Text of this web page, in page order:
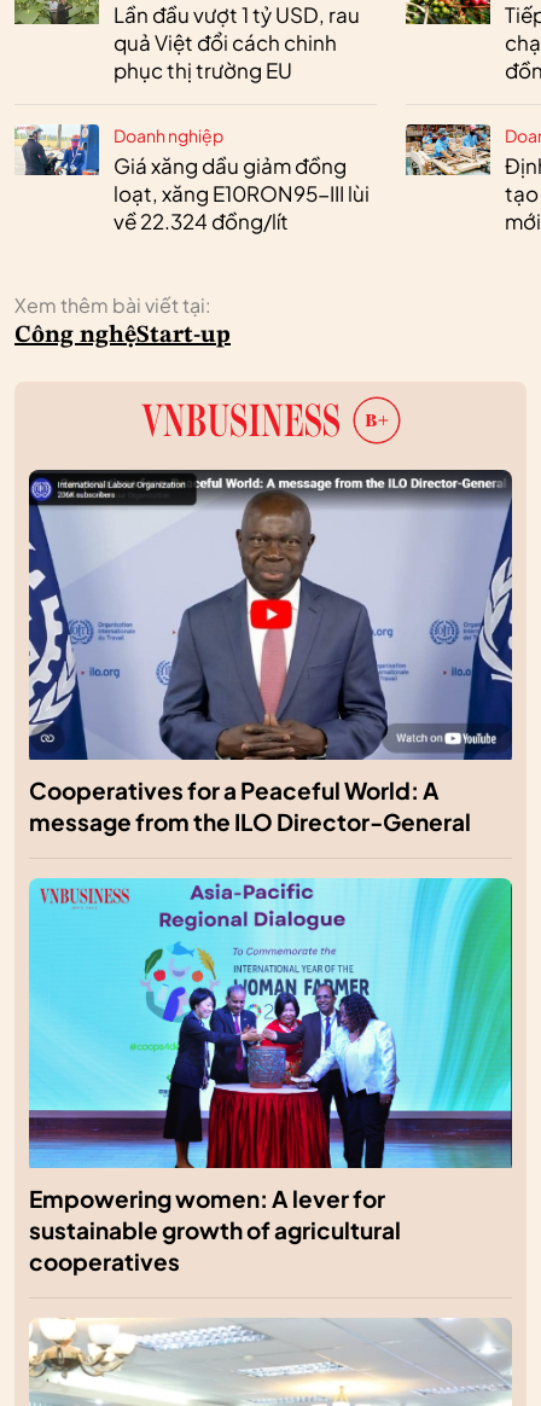
Lần đầu vượt 1 tỷ USD, rau
quả Việt đổi cách chinh
phục thị trường EU
Doanh nghiệp
Giá xăng dầu giảm đồng
loạt, xăng E10RON95-III lùi
về 22.324 đồng/lít
tạo
Xem thêm bài viết tại:
Công nghệStart-up
Cooperatives for a Peaceful World: A
message from the ILO Director-General
Empowering women: A lever for
sustainable growth of agricultural
cooperatives